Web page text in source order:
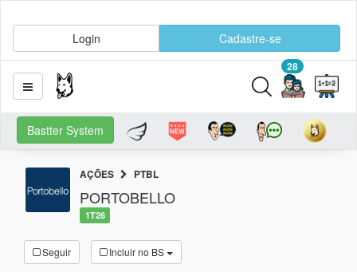
Login Cadastre-se
28
Bastter System
AÇÕES PTBL
PORTOBELLO
1T26
Seguir Incluir no BS